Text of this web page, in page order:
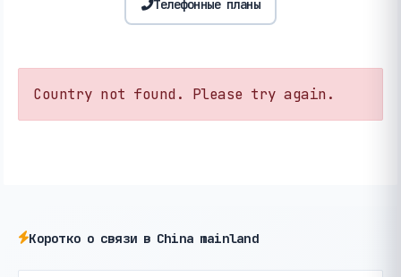
Телефонные планы
Country not found. Please try again.
Коротко о связи в China mainland